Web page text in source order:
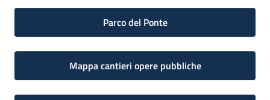
Parco del Ponte
Mappa cantieri opere pubbliche